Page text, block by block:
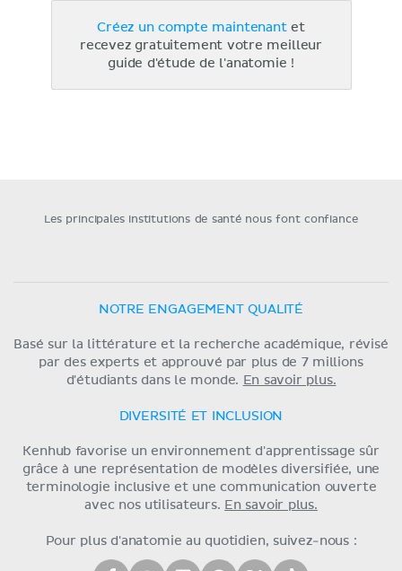
Créez un compte maintenantet
recevez gratuitement votre meilleur
guide d'étude de l'anatomie !
Les principales institutions de santé nous font confiance
NOTRE ENGAGEMENT QUALITÉ
Basé sur la littérature et la recherche académique, révisé
par des experts et approuvé par plus de 7 millions
d'étudiants dans le monde. En savoir plus.
DIVERSITÉ ET INCLUSION
Kenhub favorise un environnement d'apprentissage sûr
grâce à une représentation de modèles diversifiée, une
terminologie inclusive et une communication ouverte
avec nos utilisateurs. En savoir plus.
Pour plus d'anatomie au quotidien, suivez-nous :